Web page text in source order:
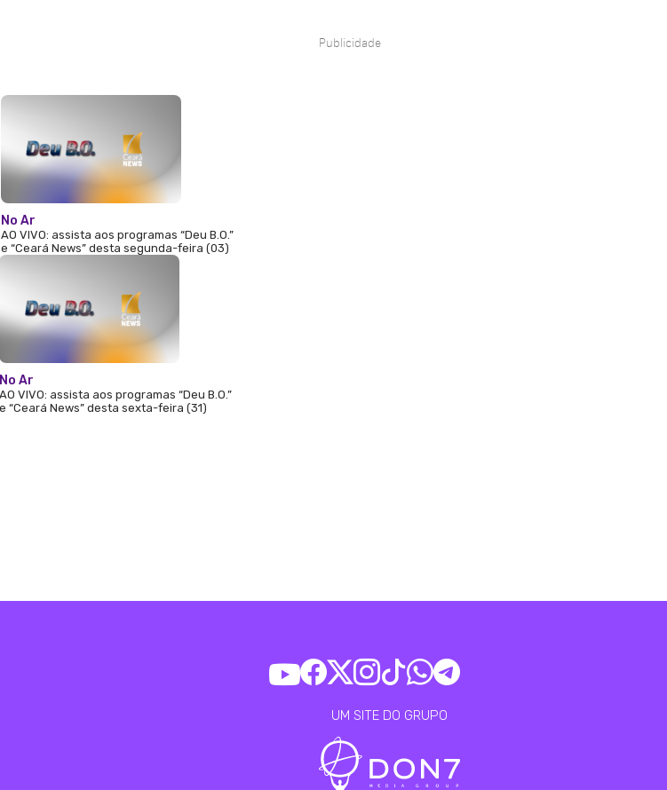
No Ar
AO VIVO: assista aos programas “Deu B.O.”
e “Ceará News” desta segunda-feira (03)
No Ar
AO VIVO: assista aos programas “Deu B.O.”
e “Ceará News” desta sexta-feira (31)
Publicidade
UM SITE DO GRUPO